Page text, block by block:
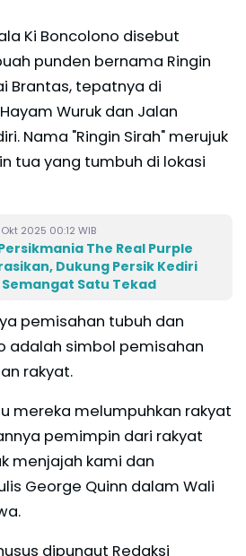
Ki Boncolono disebut
punden bernama Ringin
Brantas, tepatnya di
Wuruk dan Jalan
Nama "Ringin Sirah" merujuk
tua yang tumbuh di lokasi
2025 00:12 WIB
The Real Purple
Dukung Persik Kediri
Satu Tekad
pemisahan tubuh dan
adalah simbol pemisahan
rakyat.
mereka melumpuhkan rakyat
pemimpin dari rakyat
menjajah kami dan
George Quinn dalam Wali
dipungut Redaksi